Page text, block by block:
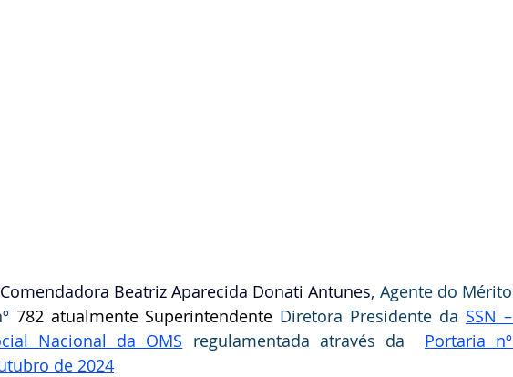
Comendadora Beatriz Aparecida Donati Antunes, Agente do Mérito
782 atualmente Superintendente Diretora Presidente da SSN –
Nacional da OMS regulamentada através da Portaria nº
de 2024